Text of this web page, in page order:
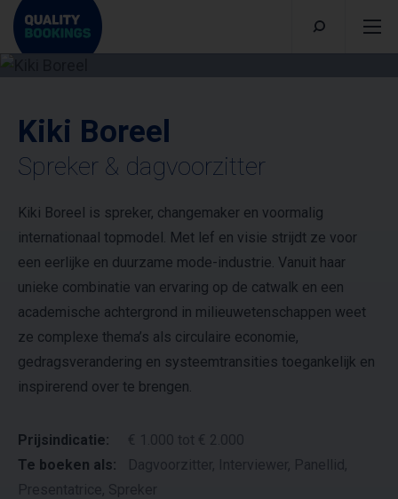
Kiki Boreel
Spreker & dagvoorzitter
Kiki Boreel is spreker, changemaker en voormalig
internationaal topmodel. Met lef en visie strijdt ze voor
een eerlijke en duurzame mode-industrie. Vanuit haar
unieke combinatie van ervaring op de catwalk en een
academische achtergrond in milieuwetenschappen weet
ze complexe thema’s als circulaire economie,
gedragsverandering en systeemtransities toegankelijk en
inspirerend over te brengen.
Prijsindicatie:
€ 1.000 tot € 2.000
Te boeken als:
Dagvoorzitter, Interviewer, Panellid,
Presentatrice, Spreker